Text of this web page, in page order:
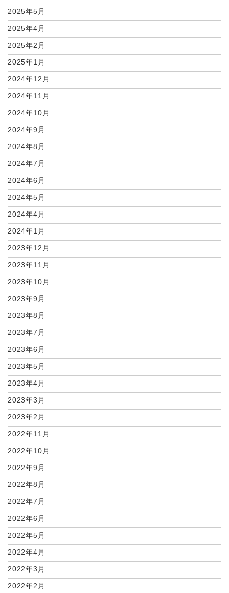
2025年5月
2025年4月
2025年2月
2025年1月
2024年12月
2024年11月
2024年10月
2024年9月
2024年8月
2024年7月
2024年6月
2024年5月
2024年4月
2024年1月
2023年12月
2023年11月
2023年10月
2023年9月
2023年8月
2023年7月
2023年6月
2023年5月
2023年4月
2023年3月
2023年2月
2022年11月
2022年10月
2022年9月
2022年8月
2022年7月
2022年6月
2022年5月
2022年4月
2022年3月
2022年2月